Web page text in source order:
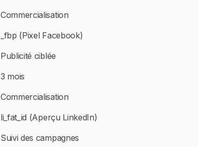
Commercialisation
_fbp (Pixel Facebook)
Publicité ciblée
3 mois
Commercialisation
li_fat_id (Aperçu LinkedIn)
Suivi des campagnes